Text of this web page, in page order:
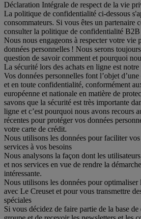
Déclaration Intégrale de respect de la vie
La politique de confidentialité ci-dessous
consommateurs. Si vous êtes un partenaire
consulter la politique de confidentialité B2B
Nous nous engageons à respecter votre vie
données personnelles ! Nous serons
question de savoir comment et pourquoi
La sécurité lors des achats en ligne est
Vos données personnelles font l’objet
et en toute confidentialité, conformément
européenne et nationale en matière de
savons que la sécurité est très importante
ligne et c’est pourquoi nous avons recours
récentes pour protéger vos données
votre carte de crédit.
Nous utilisons les données pour faciliter vos
services à vos besoins
Nous analysons la façon dont les
et nos services en vue de rendre la
intéressante.
Nous utilisons les données pour optimaliser
avec Le Creuset et pour vous transmettre
spéciales
Si vous décidez de faire partie de la base